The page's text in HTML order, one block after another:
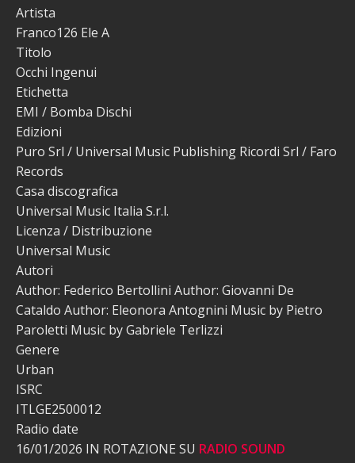
Artista
Franco126 Ele A
Titolo
Occhi Ingenui
Etichetta
EMI / Bomba Dischi
Edizioni
Puro Srl / Universal Music Publishing Ricordi Srl / Faro
Records
Casa discografica
Universal Music Italia S.r.l.
Licenza / Distribuzione
Universal Music
Autori
Author: Federico Bertollini Author: Giovanni De
Cataldo Author: Eleonora Antognini Music by Pietro
Paroletti Music by Gabriele Terlizzi
Genere
Urban
ISRC
ITLGE2500012
Radio date
16/01/2026 IN ROTAZIONE SU RADIO SOUND